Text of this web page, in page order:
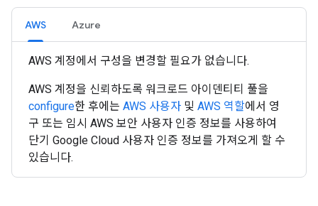
AWS Azure
AWS 계정에서 구성을 변경할 필요가 없습니다.
AWS 계정을 신뢰하도록 워크로드 아이덴티티 풀을
configure한 후에는 AWS 사용자 및 AWS 역할에서 영
구 또는 임시 AWS 보안 사용자 인증 정보를 사용하여
단기 Google Cloud 사용자 인증 정보를 가져오게 할 수
있습니다.